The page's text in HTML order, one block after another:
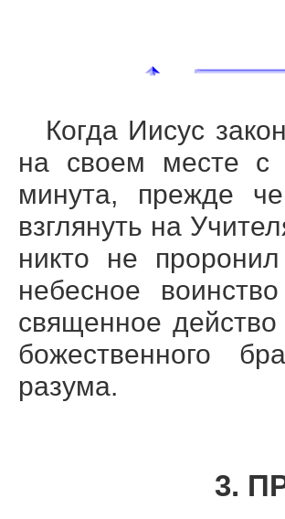
Когда Иисус
на своем месте с
минута, прежде
взглянуть на
никто не
небесное
священное
божественного
разума.
3.